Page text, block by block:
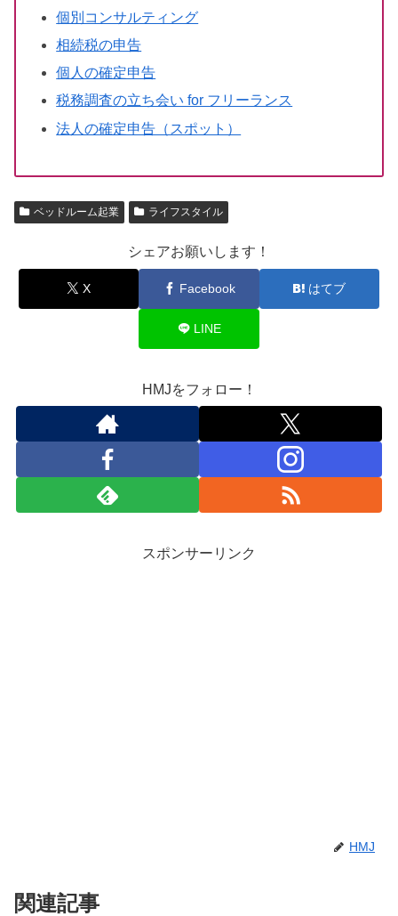
個別コンサルティング
相続税の申告
個人の確定申告
税務調査の立ち会い for フリーランス
法人の確定申告（スポット）
ベッドルーム起業 ライフスタイル
シェアお願いします！
X Facebook はてブ
LINE
HMJをフォロー！
スポンサーリンク
HMJ
関連記事